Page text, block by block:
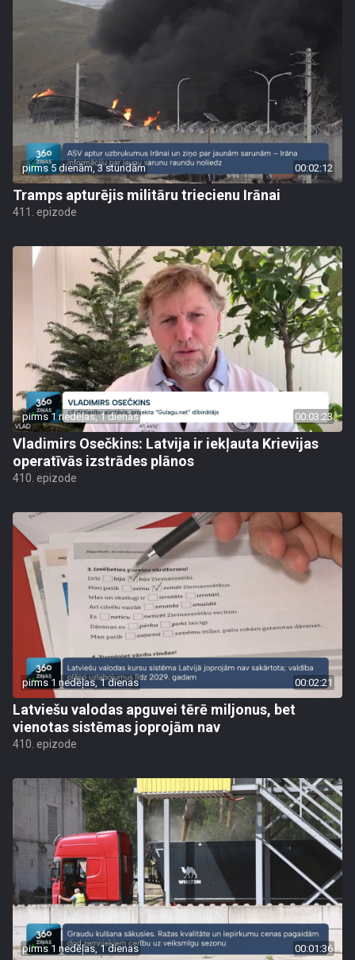
pirms 5 dienām, 3 stundām 00:02:12
Tramps apturējis militāru triecienu Irānai
411. epizode
pirms 1 nedēļas, 1 dienas 00:03:23
Vladimirs Osečkins: Latvija ir iekļauta Krievijas
operatīvās izstrādes plānos
410. epizode
pirms 1 nedēļas, 1 dienas 00:02:21
Latviešu valodas apguvei tērē miljonus, bet
vienotas sistēmas joprojām nav
410. epizode
pirms 1 nedēļas, 1 dienas 00:01:36